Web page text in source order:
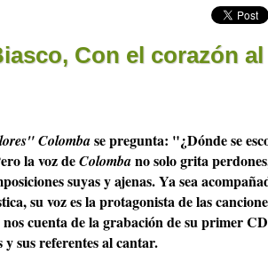
Con el corazón
Colombase pregunta: "¿Dónde se
la voz deColombano solo grita
suyas y ajenas. Ya sea
su voz es la protagonista de las
cuenta de la grabación de su primer
y sus referentes al cantar.